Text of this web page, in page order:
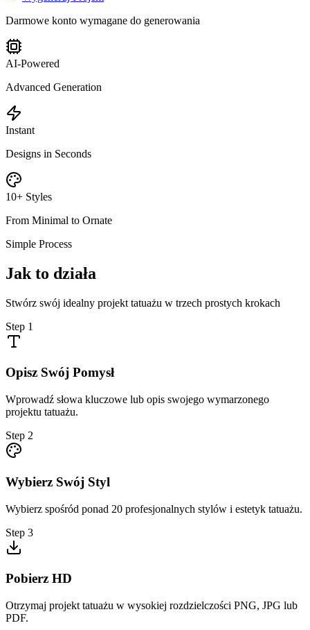
Darmowe konto wymagane do generowania
AI-Powered
Advanced Generation
Instant
Designs in Seconds
10+ Styles
From Minimal to Ornate
Simple Process
Jak to działa
Stwórz swój idealny projekt tatuażu w trzech prostych krokach
Step 1
Opisz Swój Pomysł
Wprowadź słowa kluczowe lub opis swojego wymarzonego
projektu tatuażu.
Step 2
Wybierz Swój Styl
Wybierz spośród ponad 20 profesjonalnych stylów i estetyk tatuażu.
Step 3
Pobierz HD
Otrzymaj projekt tatuażu w wysokiej rozdzielczości PNG, JPG lub
PDF.